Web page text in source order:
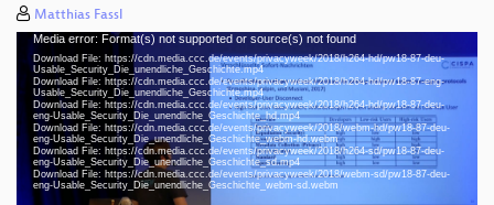
Matthias Fassl
Video
Player
Media error: Format(s) not supported or source(s) not found
Download File: https://cdn.media.ccc.de/events/privacyweek/2018/h264-hd/pw18-87-deu-
Usable_Security_Die_unendliche_Geschichte.mp4
Download File: https://cdn.media.ccc.de/events/privacyweek/2018/h264-hd/pw18-87-eng-
Usable_Security_Die_unendliche_Geschichte.mp4
Download File: https://cdn.media.ccc.de/events/privacyweek/2018/h264-hd/pw18-87-deu-
eng-Usable_Security_Die_unendliche_Geschichte_hd.mp4
Download File: https://cdn.media.ccc.de/events/privacyweek/2018/webm-hd/pw18-87-deu-
eng-Usable_Security_Die_unendliche_Geschichte_webm-hd.webm
Download File: https://cdn.media.ccc.de/events/privacyweek/2018/h264-sd/pw18-87-deu-
eng-Usable_Security_Die_unendliche_Geschichte_sd.mp4
Download File: https://cdn.media.ccc.de/events/privacyweek/2018/webm-sd/pw18-87-deu-
eng-Usable_Security_Die_unendliche_Geschichte_webm-sd.webm
deu 1080p (mp4)
eng 1080p (mp4)
deu-eng 1080p (mp4)
deu-eng 1080p (webm)